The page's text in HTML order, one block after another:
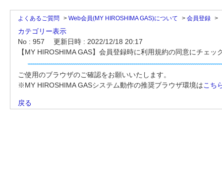
よくあるご質問 > Web会員(MY HIROSHIMA GAS)について > 会員登録 >
カテゴリー表示
No : 957
更新日時 : 2022/12/18 20:17
【MY HIROSHIMA GAS】会員登録時に利用規約の同意にチェ
ご使用のブラウザのご確認をお願いいたします。
※MY HIROSHIMA GASシステム動作の推奨ブラウザ環境はこち
戻る